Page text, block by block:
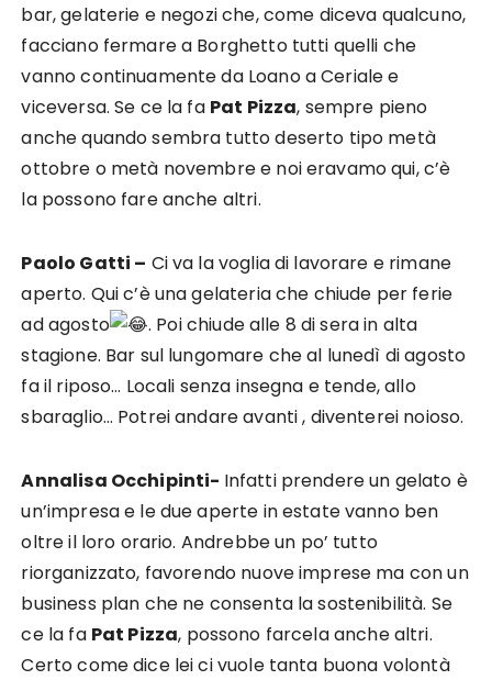
bar, gelaterie e negozi che, come diceva qualcuno,
facciano fermare a Borghetto tutti quelli che
vanno continuamente da Loano a Ceriale e
viceversa. Se ce la fa Pat Pizza, sempre pieno
anche quando sembra tutto deserto tipo metà
ottobre o metà novembre e noi eravamo qui, c’è
la possono fare anche altri.
Paolo Gatti – Ci va la voglia di lavorare e rimane
aperto. Qui c’è una gelateria che chiude per ferie
ad agosto
. Poi chiude alle 8 di sera in alta
stagione. Bar sul lungomare che al lunedì di agosto
fa il riposo… Locali senza insegna e tende, allo
sbaraglio… Potrei andare avanti , diventerei noioso.
Annalisa Occhipinti- Infatti prendere un gelato è
un’impresa e le due aperte in estate vanno ben
oltre il loro orario. Andrebbe un po’ tutto
riorganizzato, favorendo nuove imprese ma con un
business plan che ne consenta la sostenibilità. Se
ce la fa Pat Pizza, possono farcela anche altri.
Certo come dice lei ci vuole tanta buona volontà